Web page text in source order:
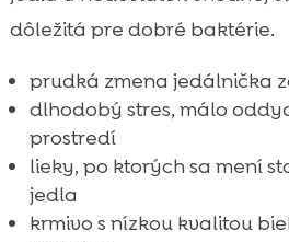
dôležitá pre dobré baktérie.
prudká zmena jedálnička
dlhodobý stres, málo
prostredí
lieky, po ktorých sa mení
jedla
krmivo s nízkou kvalitou